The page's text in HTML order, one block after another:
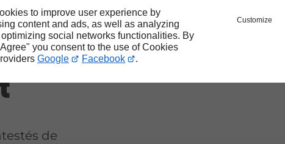
to improve user experience by
content and ads, as well as analyzing
social networks functionalities. By
you consent to the use of Cookies
Google Facebook .
Customize
de